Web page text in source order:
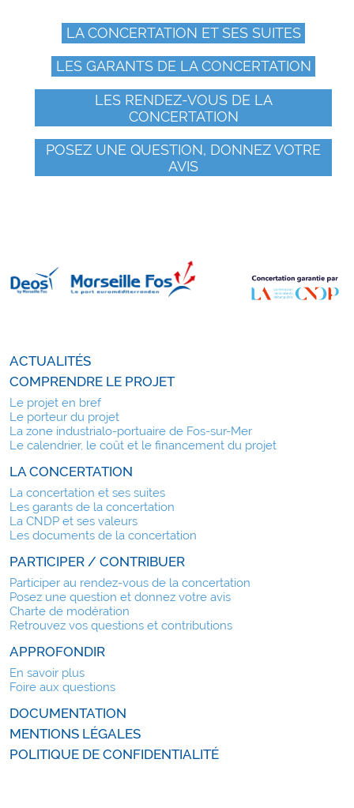
LA CONCERTATION ET SES SUITES
LES GARANTS DE LA CONCERTATION
LES RENDEZ-VOUS DE LA
CONCERTATION
POSEZ UNE QUESTION, DONNEZ VOTRE
AVIS
ACTUALITÉS
COMPRENDRE LE PROJET
Le projet en bref
Le porteur du projet
La zone industrialo-portuaire de Fos-sur-Mer
Le calendrier, le coût et le financement du projet
LA CONCERTATION
La concertation et ses suites
Les garants de la concertation
La CNDP et ses valeurs
Les documents de la concertation
PARTICIPER / CONTRIBUER
Participer au rendez-vous de la concertation
Posez une question et donnez votre avis
Charte de modération
Retrouvez vos questions et contributions
APPROFONDIR
En savoir plus
Foire aux questions
DOCUMENTATION
MENTIONS LÉGALES
POLITIQUE DE CONFIDENTIALITÉ